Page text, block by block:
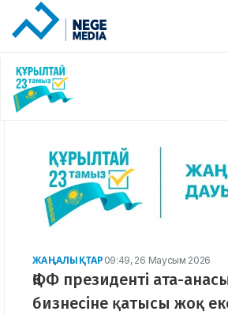
ЖАҢАЛЫҚТАР 09:49, 26 Маусым 2026
ҚФФ президенті ата-
бизнесіне қатысы жоқ